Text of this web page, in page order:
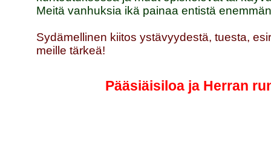
Meitä vanhuksia ikä painaa entistä
Sydämellinen kiitos ystävyydestä, tuesta,
meille tärkeä!
Pääsiäisiloa ja Herran